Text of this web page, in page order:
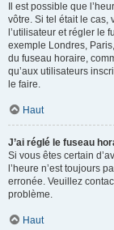
Il est possible que
vôtre. Si tel était le cas,
l’utilisateur et régler le
exemple Londres,
du fuseau horaire,
qu’aux utilisateurs
le faire.
Haut
J’ai réglé le fuseau
Si vous êtes certain
l’heure n’est toujours
erronée. Veuillez
problème.
Haut